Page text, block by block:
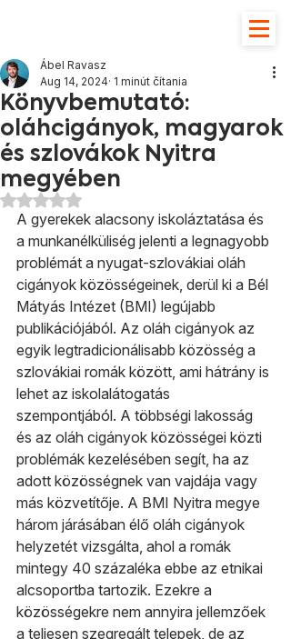
Könyvbemutató:
oláhcigányok, magyarok
és szlovákok Nyitra
megyében
Ábel Ravasz
Aug 14, 2024 1 minút čítania
Hodnotenie NaN z 5 hviezdičiek.
A gyerekek alacsony iskoláztatása és
a munkanélküliség jelenti a legnagyobb
problémát a nyugat-szlovákiai oláh
cigányok közösségeinek, derül ki a Bél
Mátyás Intézet (BMI) legújabb
publikációjából. Az oláh cigányok az
egyik legtradicionálisabb közösség a
szlovákiai romák között, ami hátrány is
lehet az iskolalátogatás
szempontjából. A többségi lakosság
és az oláh cigányok közösségei közti
problémák kezelésében segít, ha az
adott közösségnek van vajdája vagy
más közvetítője. A BMI Nyitra megye
három járásában élő oláh cigányok
helyzetét vizsgálta, ahol a romák
mintegy 40 százaléka ebbe az etnikai
alcsoportba tartozik. Ezekre a
közösségekre nem annyira jellemzőek
a teljesen szegregált telepek, de az